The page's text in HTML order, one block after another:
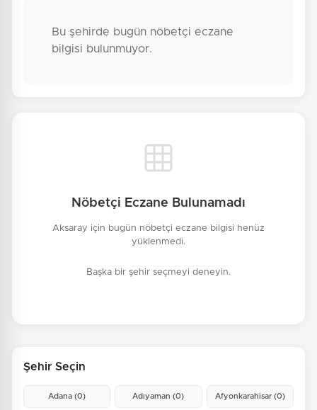
Bu şehirde bugün nöbetçi eczane
bilgisi bulunmuyor.
Nöbetçi Eczane Bulunamadı
Aksaray için bugün nöbetçi eczane bilgisi henüz
yüklenmedi.
Başka bir şehir seçmeyi deneyin.
Şehir Seçin
Adana(0) Adıyaman(0) Afyonkarahisar (0)